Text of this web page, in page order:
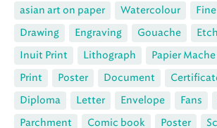
asian art on paper Watercolour
Drawing
Engraving Gouache
Inuit Print
Lithograph Papier Mache
Print
Poster Document
Diploma
Letter Envelope Fans
Parchment
Comic book Poster